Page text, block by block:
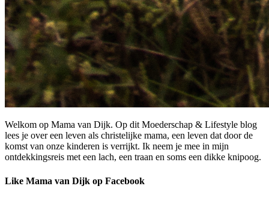
Welkom op Mama van Dijk. Op dit Moederschap & Lifestyle blog
lees je over een leven als christelijke mama, een leven dat door de
komst van onze kinderen is verrijkt. Ik neem je mee in mijn
ontdekkingsreis met een lach, een traan en soms een dikke knipoog.
Like Mama van Dijk op Facebook